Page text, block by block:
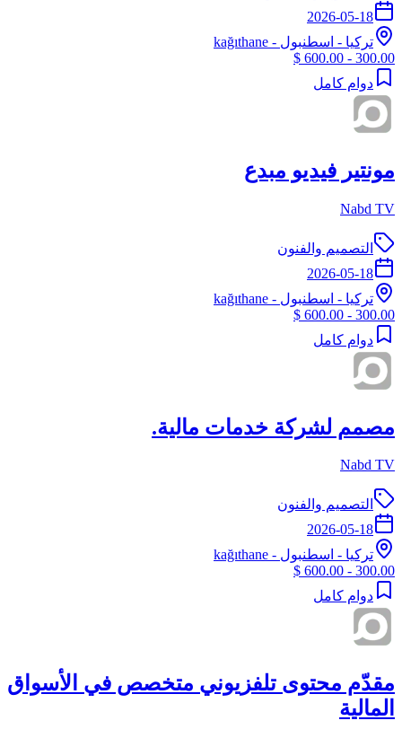
2026-05-18
تركيا - اسطنبول - kağıthane
300.00 - 600.00 $
دوام كامل
مونتير فيديو مبدع
Nabd TV
التصميم والفنون
2026-05-18
تركيا - اسطنبول - kağıthane
300.00 - 600.00 $
دوام كامل
مصمم لشركة خدمات مالية.
Nabd TV
التصميم والفنون
2026-05-18
تركيا - اسطنبول - kağıthane
300.00 - 600.00 $
دوام كامل
مقدّم محتوى تلفزيوني متخصص في الأسواق
المالية